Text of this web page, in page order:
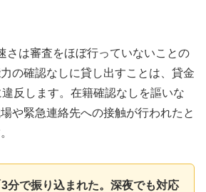
さは審査をほぼ行っていないことの
の確認なしに貸し出すことは、貸金
反します。在籍確認なしを謳いな
や緊急連絡先への接触が行われたと
3分で振り込まれた。深夜でも対応